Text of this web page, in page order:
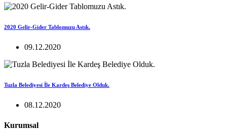
2020 Gelir-Gider Tablomuzu Astık.
09.12.2020
Tuzla Belediyesi İle Kardeş Belediye Olduk.
08.12.2020
Kurumsal